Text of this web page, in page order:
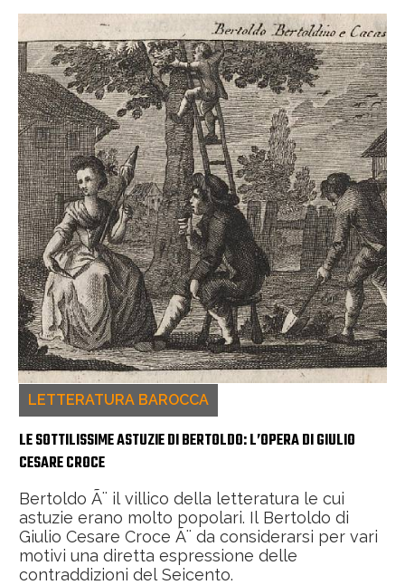
LETTERATURA BAROCCA
LE SOTTILISSIME ASTUZIE DI BERTOLDO: L’OPERA DI GIULIO
CESARE CROCE
Bertoldo Ã¨ il villico della letteratura le cui
astuzie erano molto popolari. Il Bertoldo di
Giulio Cesare Croce Ã¨ da considerarsi per vari
motivi una diretta espressione delle
contraddizioni del Seicento.